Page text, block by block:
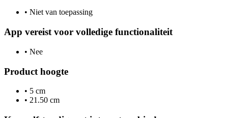
• Niet van toepassing
App vereist voor volledige functionaliteit
• Nee
Product hoogte
• 5 cm
• 21.50 cm